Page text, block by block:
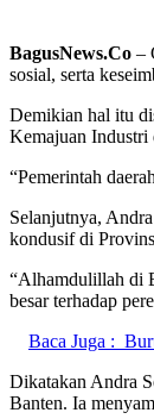
BagusNews.Co –
sosial, serta
Demikian hal itu
Kemajuan Industri
“Pemerintah
Selanjutnya,
kondusif di
“Alhamdulillah di
besar terhadap
Baca Juga :
Dikatakan Andra
Banten. Ia